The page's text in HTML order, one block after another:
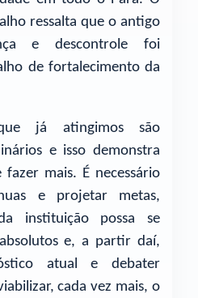
ressalta que o antigo
e descontrole foi
de fortalecimento da
já atingimos são
e isso demonstra
mais. É necessário
e projetar metas,
instituição possa se
e, a partir daí,
atual e debater
cada vez mais, o